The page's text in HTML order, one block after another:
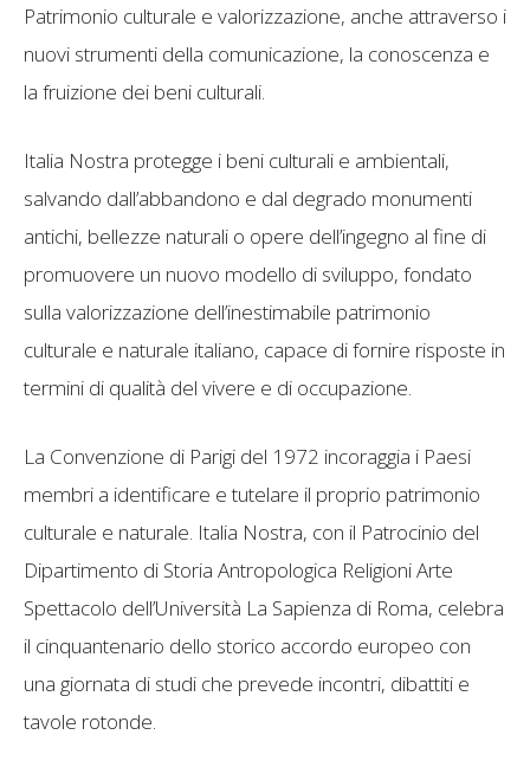
Patrimonio culturale e valorizzazione, anche attraverso i
nuovi strumenti della comunicazione, la conoscenza e
la fruizione dei beni culturali.
Italia Nostra protegge i beni culturali e ambientali,
salvando dall’abbandono e dal degrado monumenti
antichi, bellezze naturali o opere dell’ingegno al fine di
promuovere un nuovo modello di sviluppo, fondato
sulla valorizzazione dell’inestimabile patrimonio
culturale e naturale italiano, capace di fornire risposte in
termini di qualità del vivere e di occupazione.
La Convenzione di Parigi del 1972 incoraggia i Paesi
membri a identificare e tutelare il proprio patrimonio
culturale e naturale. Italia Nostra, con il Patrocinio del
Dipartimento di Storia Antropologica Religioni Arte
Spettacolo dell’Università La Sapienza di Roma, celebra
il cinquantenario dello storico accordo europeo con
una giornata di studi che prevede incontri, dibattiti e
tavole rotonde.